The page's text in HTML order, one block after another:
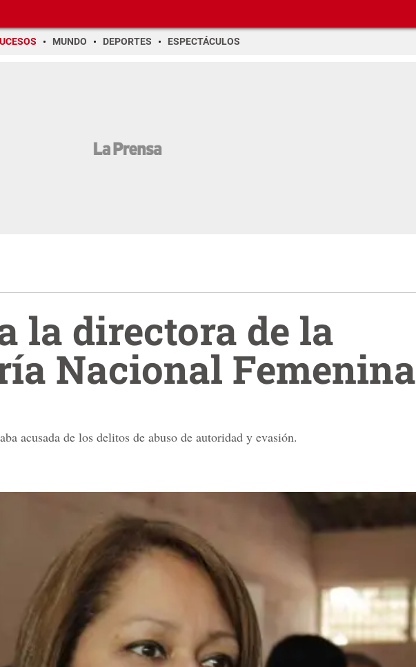
MUNDO DEPORTES ESPECTÁCULOS
la directora de la
Nacional Femenina
acusada de los delitos de abuso de autoridad y evasión.